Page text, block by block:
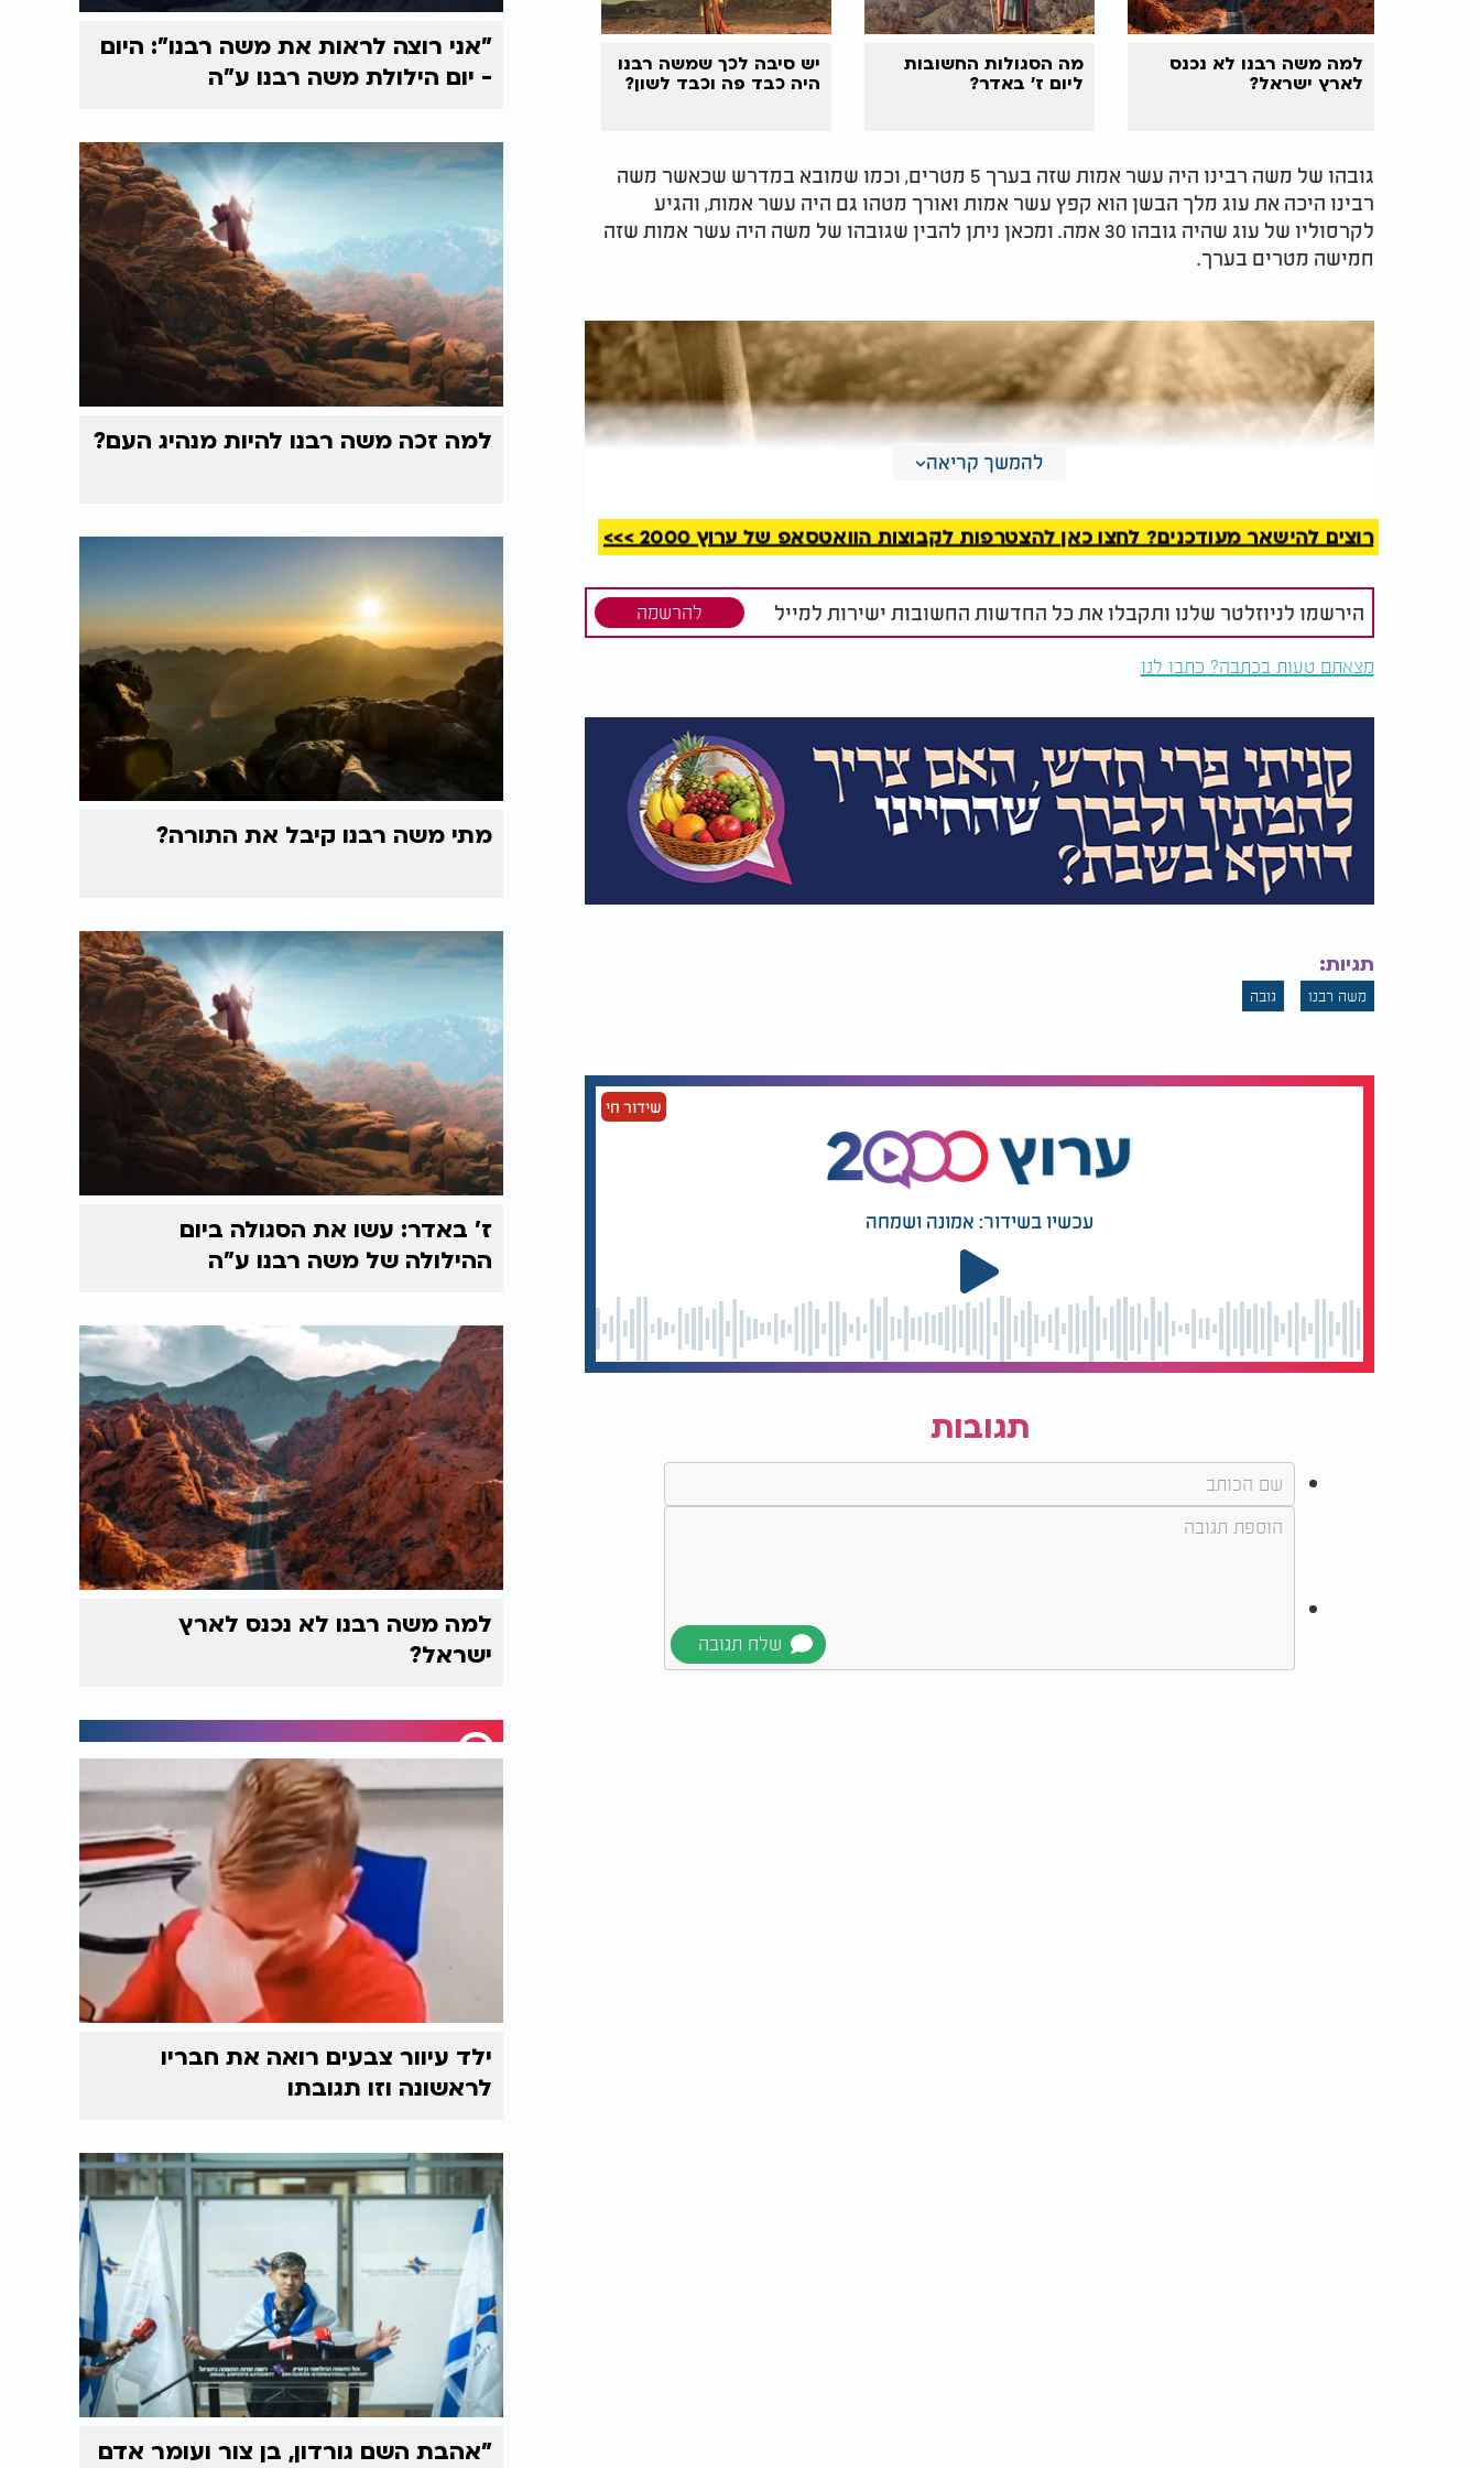
למה משה רבנו לא נכנס
לארץ ישראל?
מה הסגולות החשובות
ליום ז' באדר?
יש סיבה לכך שמשה רבנו
היה כבד פה וכבד לשון?
גובהו של משה רבינו היה עשר אמות שזה בערך 5 מטרים, וכמו שמובא במדרש שכאשר משה
רבינו היכה את עוג מלך הבשן הוא קפץ עשר אמות ואורך מטהו גם היה עשר אמות, והגיע
לקרסוליו של עוג שהיה גובהו 30 אמה. ומכאן ניתן להבין שגובהו של משה היה עשר אמות שזה
חמישה מטרים בערך.
מה היה גובהו של משה רבנו? | "אני רוצה לראות את משה רבנו": יום הילולת משה רבנו ע"ה
להמשך קריאה
רוצים להישאר מעודכנים? לחצו כאן להצטרפות לקבוצות הוואטסאפ של ערוץ 2000 >>>
הירשמו לניוזלטר שלנו ותקבלו את כל החדשות החשובות ישירות למייל להרשמה
מצאתם טעות בכתבה? כתבו לנו
תגיות:
משה רבנו גובה
שידור חי
עכשיו בשידור: אמונה ושמחה
תגובות
"אני רוצה לראות את משה רבנו": היום
- יום הילולת משה רבנו ע"ה
למה זכה משה רבנו להיות מנהיג העם?
מתי משה רבנו קיבל את התורה?
ז' באדר: עשו את הסגולה ביום
ההילולה של משה רבנו ע"ה
למה משה רבנו לא נכנס לארץ
ישראל?
ילד עיוור צבעים רואה את חבריו
לראשונה וזו תגובתו
"אהבת השם גורדון, בן צור ועומר אדם